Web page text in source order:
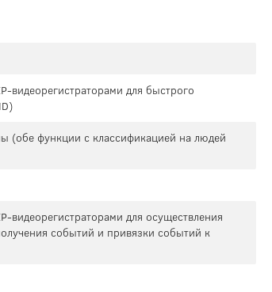
видеорегистраторами для быстрого
(обе функции с классификацией на людей
видеорегистраторами для осуществления
событий и привязки событий к